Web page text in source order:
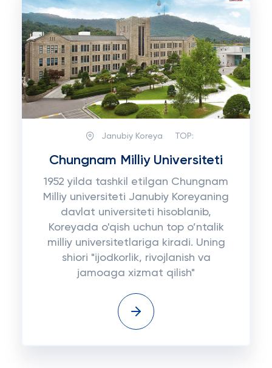
Janubiy Koreya TOP:
Chungnam Milliy Universiteti
1952 yilda tashkil etilgan Chungnam
Milliy universiteti Janubiy Koreyaning
davlat universiteti hisoblanib,
Koreyada o'qish uchun top o’ntalik
milliy universitetlariga kiradi. Uning
shiori "ijodkorlik, rivojlanish va
jamoaga xizmat qilish"